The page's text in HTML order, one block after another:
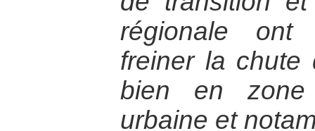
régionale
freiner la chute
bien en zone
urbaine et